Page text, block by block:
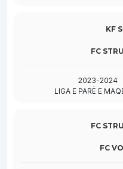
KF
FC
2023-2024
LIGA E PARË E
FC
FC